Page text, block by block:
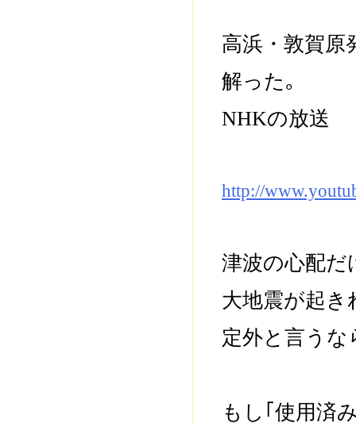
高浜・敦賀原
解った｡
NHKの放送
http://
津波の心配だ
大地震が起き
定外と言う
もし｢使用済